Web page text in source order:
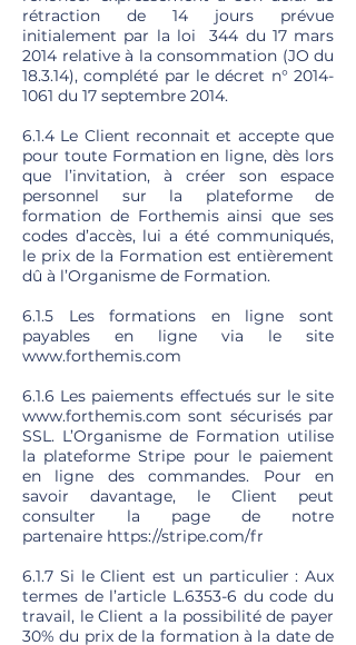
rétraction de 14 jours prévue
initialement par la loi 344 du 17 mars
2014 relative à la consommation (JO du
18.3.14), complété par le décret n° 2014-
1061 du 17 septembre 2014.
6.1.4 Le Client reconnait et accepte que
pour toute Formation en ligne, dès lors
que l’invitation, à créer son espace
personnel sur la plateforme de
formation de Forthemis ainsi que ses
codes d’accès, lui a été communiqués,
le prix de la Formation est entièrement
dû à l’Organisme de Formation.
6.1.5 Les formations en ligne sont
payables en ligne via le site
www.forthemis.com
6.1.6 Les paiements effectués sur le site
www.forthemis.com sont sécurisés par
SSL. L’Organisme de Formation utilise
la plateforme Stripe pour le paiement
en ligne des commandes. Pour en
savoir davantage, le Client peut
consulter la page de notre
partenaire https://stripe.com/fr
6.1.7 Si le Client est un particulier : Aux
termes de l’article L.6353-6 du code du
travail, le Client a la possibilité de payer
30% du prix de la formation à la date de